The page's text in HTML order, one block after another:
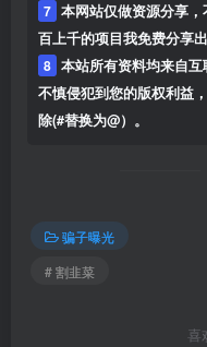
7 本网站仅做资源分享
百上千的项目我免费分享
8 本站所有资料均来自
不慎侵犯到您的版权利益
除(#替换为@）。
骗子曝光
# 割韭菜
喜